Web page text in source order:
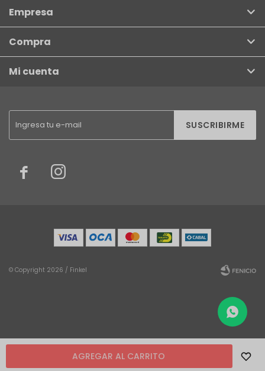
AGREGAR AL CARRITO
SUSCRIBIRME
 
Empresa
Compra
Mi cuenta
© Copyright 2026 / Finkel